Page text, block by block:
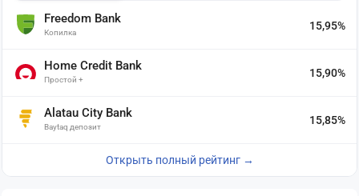
Freedom Bank
Копилка
15,95%
Home Credit Bank
Простой +
15,90%
Alatau City Bank
Baytaq депозит
15,85%
Открыть полный рейтинг →